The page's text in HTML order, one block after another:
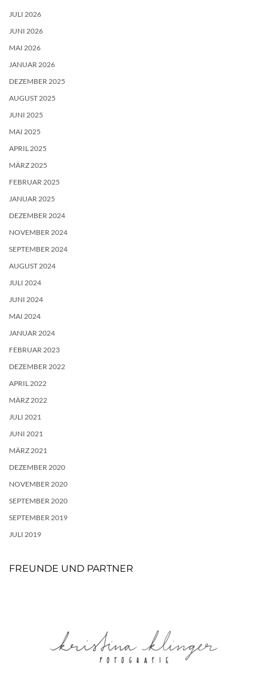
JULI 2026
JUNI 2026
MAI 2026
JANUAR 2026
DEZEMBER 2025
AUGUST 2025
JUNI 2025
MAI 2025
APRIL 2025
MÄRZ 2025
FEBRUAR 2025
JANUAR 2025
DEZEMBER 2024
NOVEMBER 2024
SEPTEMBER 2024
AUGUST 2024
JULI 2024
JUNI 2024
MAI 2024
JANUAR 2024
FEBRUAR 2023
DEZEMBER 2022
APRIL 2022
MÄRZ 2022
JULI 2021
JUNI 2021
MÄRZ 2021
DEZEMBER 2020
NOVEMBER 2020
SEPTEMBER 2020
SEPTEMBER 2019
JULI 2019
FREUNDE UND PARTNER